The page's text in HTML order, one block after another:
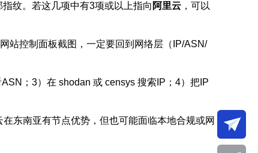
纹。若这几项中有3项或以上指向 阿里云 ，可以
站控制面板截图，一定要回到网络层（IP/ASN/
；3）在 shodan 或 censys 搜索IP；4）把IP
东南亚有节点优势，但也可能面临本地合规或网